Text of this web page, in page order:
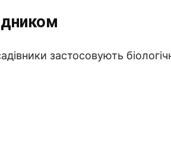
застосовують